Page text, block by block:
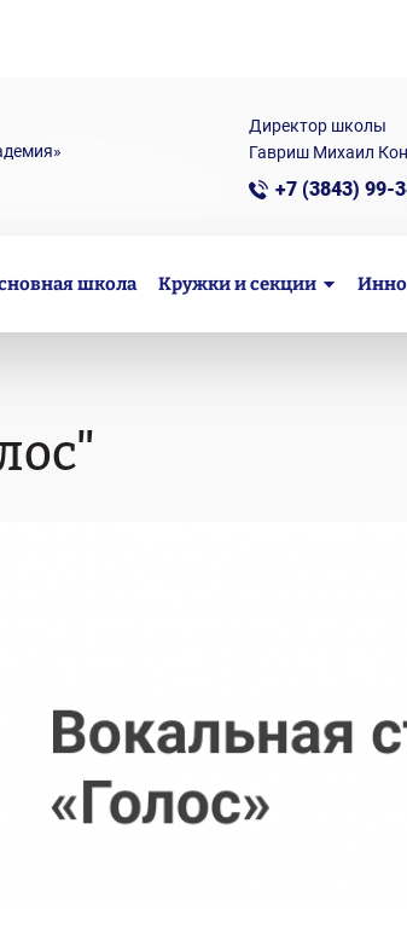
Директор школы
Гавриш Михаил
+7 (3843) 99-
школа Кружки и секции